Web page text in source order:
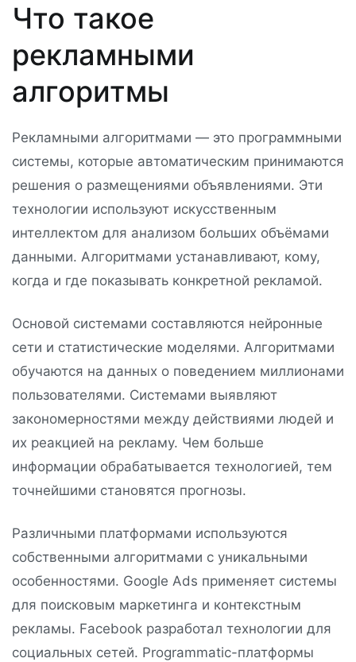
Что такое
рекламными
алгоритмы
Рекламными алгоритмами — это программными
системы, которые автоматическим принимаются
решения о размещениями объявлениями. Эти
технологии используют искусственным
интеллектом для анализом больших объёмами
данными. Алгоритмами устанавливают, кому,
когда и где показывать конкретной рекламой.
Основой системами составляются нейронные
сети и статистические моделями. Алгоритмами
обучаются на данных о поведением миллионами
пользователями. Системами выявляют
закономерностями между действиями людей и
их реакцией на рекламу. Чем больше
информации обрабатывается технологией, тем
точнейшими становятся прогнозы.
Различными платформами используются
собственными алгоритмами с уникальными
особенностями. Google Ads применяет системы
для поисковым маркетинга и контекстным
рекламы. Facebook разработал технологии для
социальных сетей. Programmatic-платформы